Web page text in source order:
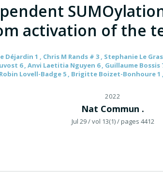
activation of the
1 , Chris M Rands # 3 , Stephanie Le
6 , Anvi Laetitia Nguyen 6 , Guillaume Bossis
Lovell-Badge 5 , Brigitte Boizet-Bonhoure 1
2022
Nat Commun .
Jul 29/ vol 13(1)/ pages 4412